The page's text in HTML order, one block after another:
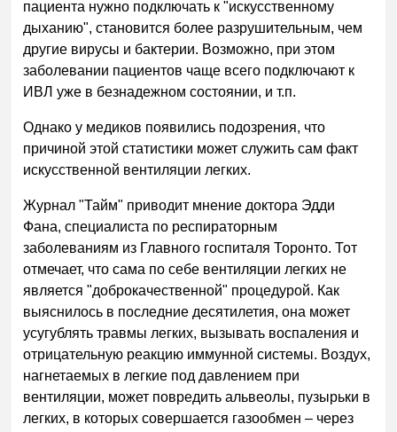
пациента нужно подключать к "искусственному
дыханию", становится более разрушительным, чем
другие вирусы и бактерии. Возможно, при этом
заболевании пациентов чаще всего подключают к
ИВЛ уже в безнадежном состоянии, и т.п.
Однако у медиков появились подозрения, что
причиной этой статистики может служить сам факт
искусственной вентиляции легких.
Журнал "Тайм" приводит мнение доктора Эдди
Фана, специалиста по респираторным
заболеваниям из Главного госпиталя Торонто. Тот
отмечает, что сама по себе вентиляции легких не
является "доброкачественной" процедурой. Как
выяснилось в последние десятилетия, она может
усугублять травмы легких, вызывать воспаления и
отрицательную реакцию иммунной системы. Воздух,
нагнетаемых в легкие под давлением при
вентиляции, может повредить альвеолы, пузырьки в
легких, в которых совершается газообмен – через